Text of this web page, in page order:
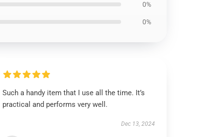
0%
0%
Such a handy item that I use all the time. It’s
practical and performs very well.
Dec 13, 2024